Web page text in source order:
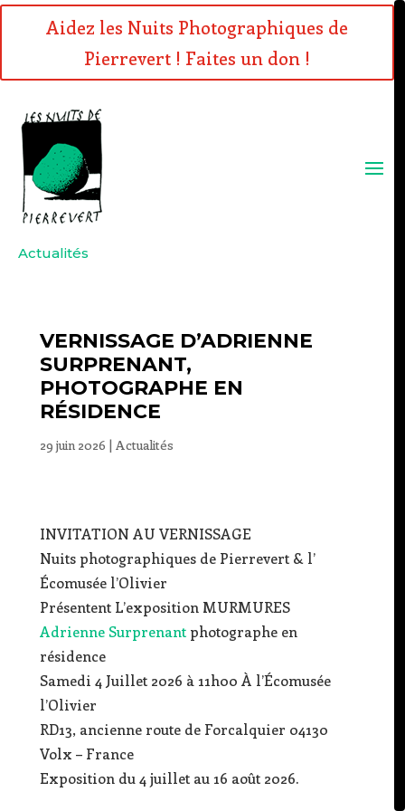
Aidez les Nuits Photographiques de
Pierrevert ! Faites un don !
Actualités
VERNISSAGE D’ADRIENNE
SURPRENANT,
PHOTOGRAPHE EN
RÉSIDENCE
29 juin 2026 | Actualités
INVITATION AU VERNISSAGE
Nuits photographiques de Pierrevert & l’
Écomusée l’Olivier
Présentent L’exposition MURMURES
Adrienne Surprenantphotographe en
résidence
Samedi 4 Juillet 2026 à 11h00 À l’Écomusée
l’Olivier
RD13, ancienne route de Forcalquier 04130
Volx – France
Exposition du 4 juillet au 16 août 2026.